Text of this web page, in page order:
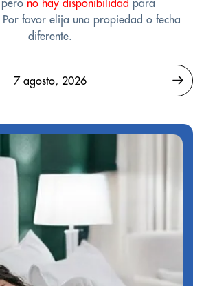
pero no hay disponibilidad para
favor elija una propiedad o fecha
diferente.